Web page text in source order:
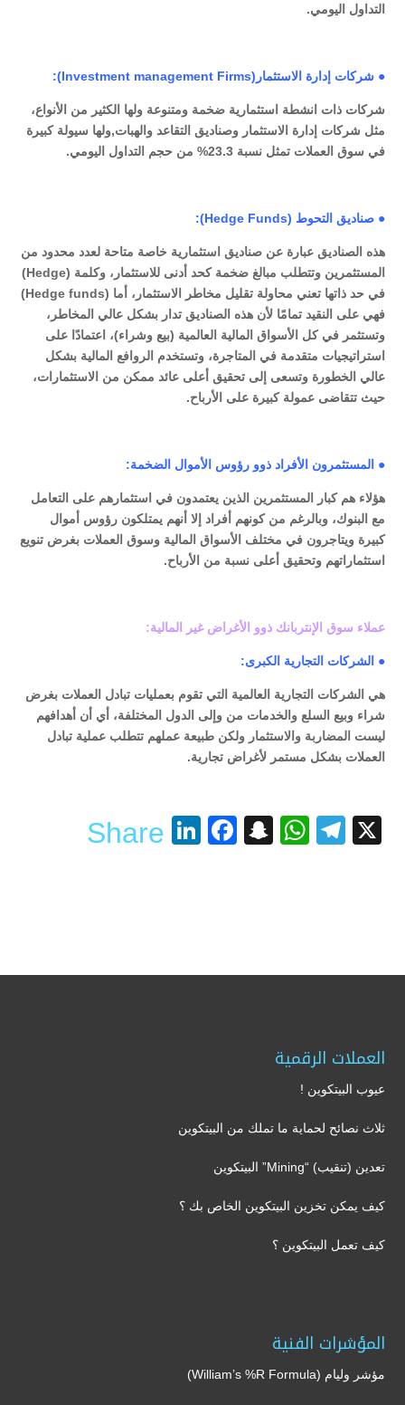
التداول اليومي.
● شركات إدارة الاستثمار(Investment management Firms):
شركات ذات انشطة استثمارية ضخمة ومتنوعة ولها الكثير من الأنواع،
مثل شركات إدارة الاستثمار وصناديق التقاعد والهبات,ولها سيولة كبيرة
في سوق العملات تمثل نسبة 23.3% من حجم التداول اليومي.
● صناديق التحوط (Hedge Funds):
هذه الصناديق عبارة عن صناديق استثمارية خاصة متاحة لعدد محدود من
المستثمرين وتتطلب مبالغ ضخمة كحد أدنى للاستثمار، وكلمة (Hedge)
في حد ذاتها تعني محاولة تقليل مخاطر الاستثمار، أما (Hedge funds)
فهي على النقيد تمامًا لأن هذه الصناديق تدار بشكل عالي المخاطر،
وتستثمر في كل الأسواق المالية العالمية (بيع وشراء)، اعتمادًا على
استراتيجيات متقدمة في المتاجرة، وتستخدم الروافع المالية بشكل
عالي الخطورة وتسعى إلى تحقيق أعلى عائد ممكن من الاستثمارات،
حيث تتقاضى عمولة كبيرة على الأرباح.
● المستثمرون الأفراد ذوو رؤوس الأموال الضخمة:
هؤلاء هم كبار المستثمرين الذين يعتمدون في استثمارهم على التعامل
مع البنوك، وبالرغم من كونهم أفراد إلا أنهم يمتلكون رؤوس أموال
كبيرة ويتاجرون في مختلف الأسواق المالية وسوق العملات بغرض تنويع
استثماراتهم وتحقيق أعلى نسبة من الأرباح.
عملاء سوق الإنتربانك ذوو الأغراض غير المالية:
● الشركات التجارية الكبرى:
هي الشركات التجارية العالمية التي تقوم بعمليات تبادل العملات بغرض
شراء وبيع السلع والخدمات من وإلى الدول المختلفة، أي أن أهدافهم
ليست المضاربة والاستثمار ولكن طبيعة عملهم تتطلب عملية تبادل
العملات بشكل مستمر لأغراض تجارية.
X
Telegram
WhatsApp
Snapchat
Facebook
LinkedIn
Share
العملات الرقمية
عيوب البيتكوين !
ثلاث نصائح لحماية ما تملك من البيتكوين
تعدين (تنقيب) “Mining” البيتكوين
كيف يمكن تخزين البيتكوين الخاص بك ؟
كيف تعمل البيتكوين ؟
المؤشرات الفنية
مؤشر وليام (William’s %R Formula)